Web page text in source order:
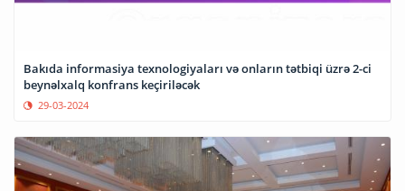
Bakıda informasiya texnologiyaları və onların tətbiqi üzrə 2-ci
beynəlxalq konfrans keçiriləcək
29-03-2024